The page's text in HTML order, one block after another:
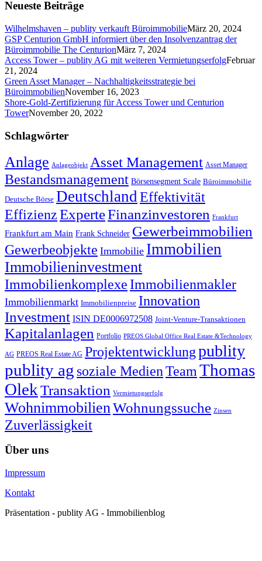
Neueste Beiträge
Wilhelmshaven – publity verkauft BüroimmobilieMärz 20, 2024
GSP Centurion GmbH informiert über den Insolvenzantrag der
Büroimmobilie The CenturionMärz 7, 2024
Access Tower – publity AG mit weiteren VermietungserfolgFebruar
21, 2024
Green Asset Manager – Nachhaltigkeitsstrategie bei
BüroimmobilienNovember 16, 2023
Shore-Gold-Zertifizierung für Access Tower und Centurion
TowerNovember 20, 2022
Schlagwörter
Anlage Anlageobjekt Asset Management Asset Manager
Bestandsmanagement Börsensegment Scale Büroimmobilie
Deutsche Börse Deutschland Effektivität
EffizienzExperteFinanzinvestoren Frankfurt
Frankfurt am Main Frank Schneider Gewerbeimmobilien
Gewerbeobjekte Immobilie Immobilien
Immobilieninvestment
Immobilienkomplexe Immobilienmakler
Immobilienmarkt Immobilienpreise Innovation
Investment ISIN DE0006972508 Joint-Venture-Transaktionen
Kapitalanlagen Portfolio PREOS Global Office Real Estate &Technology
AG PREOS Real Estate AG Projektentwicklungpublity
publity ag soziale MedienTeam Thomas
OlekTransaktion Vermietungserfolg
WohnimmobilienWohnungssuche Zinsen
Zuverlässigkeit
Über uns
Impressum
Kontakt
Präsentation - publity AG - Immobilienblog